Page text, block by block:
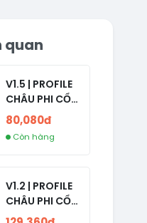
quan
V1.5 | PROFILE
CHÂU PHI CỔ
- NO 2FA -
LẪN 2024 -
LIVE ADS
80,080đ
Còn hàng
V1.2 | PROFILE
CHÂU PHI CỔ
- NO 2FA -